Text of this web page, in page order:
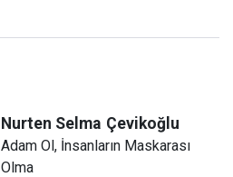
Nurten Selma Çevikoğlu
Adam Ol, İnsanların Maskarası
Olma